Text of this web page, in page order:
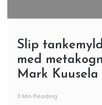
Slip
med
Mark
3 Min Reading